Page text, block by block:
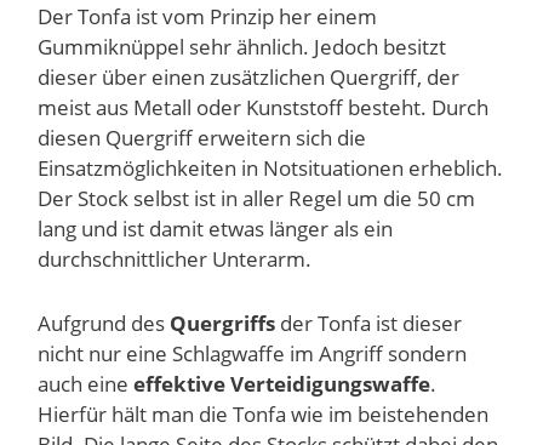
Der Tonfa ist vom Prinzip her einem
Gummiknüppel sehr ähnlich. Jedoch besitzt
dieser über einen zusätzlichen Quergriff, der
meist aus Metall oder Kunststoff besteht. Durch
diesen Quergriff erweitern sich die
Einsatzmöglichkeiten in Notsituationen erheblich.
Der Stock selbst ist in aller Regel um die 50 cm
lang und ist damit etwas länger als ein
durchschnittlicher Unterarm.
Aufgrund des Quergriffs der Tonfa ist dieser
nicht nur eine Schlagwaffe im Angriff sondern
auch eine effektive Verteidigungswaffe.
Hierfür hält man die Tonfa wie im beistehenden